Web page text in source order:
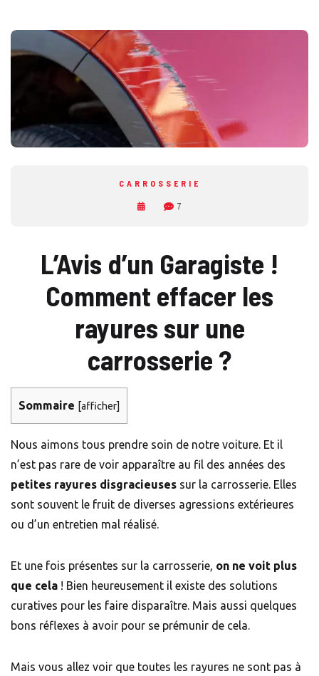
CARROSSERIE
7
L’Avis d’un Garagiste !
Comment effacer les
rayures sur une
carrosserie ?
Sommaire [afficher]
Nous aimons tous prendre soin de notre voiture. Et il
n’est pas rare de voir apparaître au fil des années des
petites rayures disgracieuses sur la carrosserie. Elles
sont souvent le fruit de diverses agressions extérieures
ou d’un entretien mal réalisé.
Et une fois présentes sur la carrosserie, on ne voit plus
que cela ! Bien heureusement il existe des solutions
curatives pour les faire disparaître. Mais aussi quelques
bons réflexes à avoir pour se prémunir de cela.
Mais vous allez voir que toutes les rayures ne sont pas à